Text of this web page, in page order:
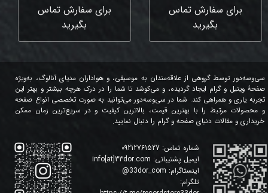
برای سفارش تماس
بگیرید
برای سفارش تماس
بگیرید
شماره تماس:
ایمیل پشتیبانی: info[at]33dor.com
اینستاگرام: 33dor_com
@
تلگرام:
سی‌وسه‌دور توسط گروهی از علاقه‌مندان به موسیقی، و هواداران مدیای آنالوگ، به‌ویژه
صفحۀ وینیل و گرام ایجاد گردیده، و می‌کوشد تا شما را در درک هرچه بیشتر و بهتر این
تجربه یاری و همراهی کند. شما در سی‌وسه‌دور می‌توانید به صورت تخصصی انواع صفحه
و محصولات مرتبط را با بهترین قیمت، بالاترین کیفیت و در سریع‌ترین زمان ممکن
خریداری و مقالات دنیای صفحه و گرام را دنبال نمایید.